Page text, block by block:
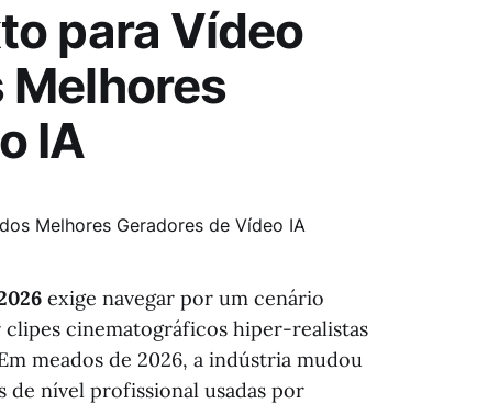
para Vídeo
Melhores
IA
exige navegar por um cenário
cinematográficos hiper-realistas
meados de 2026, a indústria mudou
nível profissional usadas por